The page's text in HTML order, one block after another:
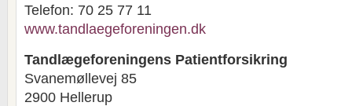
Telefon: 70 25 77 11
www.tandlaegeforeningen.dk
Tandlægeforeningens Patientforsikring
Svanemøllevej 85
2900 Hellerup